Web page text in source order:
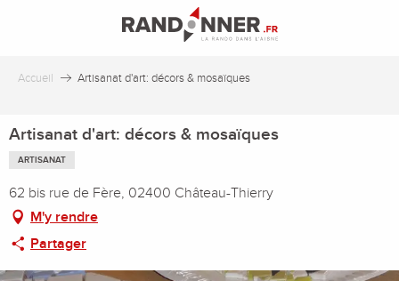
principal
Accueil Artisanat d'art: décors & mosaïques
Artisanat d'art: décors & mosaïques
ARTISANAT
62 bis rue de Fère, 02400 Château-Thierry
M'y rendre
Partager